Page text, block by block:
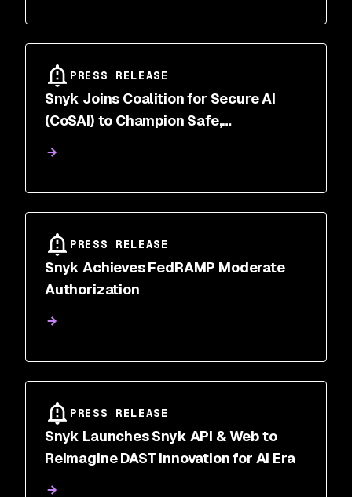
PRESS RELEASE
Snyk Joins Coalition for Secure AI
(CoSAI) to Champion Safe,
PRESS RELEASE
Snyk Achieves FedRAMP Moderate
Authorization
PRESS RELEASE
Snyk Launches Snyk API & Web to
Reimagine DAST Innovation for AI Era